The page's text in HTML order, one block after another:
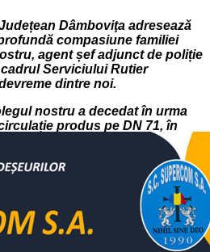
Dâmboviţa adresează
compasiune familiei
agent șef adjunct de poliție
Serviciului Rutier
dintre noi.
nostru a decedat în urma
produs pe DN 71, în